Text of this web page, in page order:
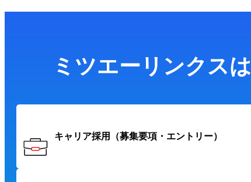
ミツエーリンクスは
キャリア採用 （募集要項・エントリー）